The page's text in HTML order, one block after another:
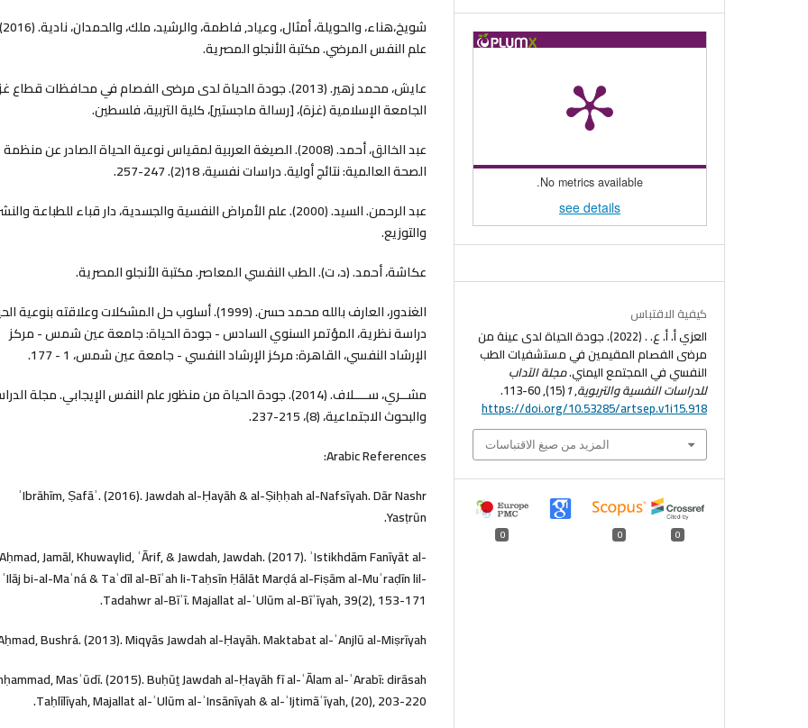
شويخ،هناء، والحويلة،
علم النفس المرضي. مكتبة الأنجلو المصرية.
عايش، محمد زهير. (2013). جودة الحياة لدى مرضى الفصام في محافظات قطاع
الجامعة الإسلامية (غزة)، [رسالة ماجستير]، كلية التربية، فلسطين.
عبد الخالق، أحمد. (2008). الصيغة العربية لمقياس نوعية الحياة الصادر عن منظمة
الصحة العالمية: نتائج أولية. دراسات نفسية، 18(2). 247-257.
عبد الرحمن. السيد. (2000). علم الأمراض النفسية والجسدية، دار قباء للطباعة
والتوزيع.
عكاشة، أحمد. (د، ت). الطب النفسي المعاصر. مكتبة الأنجلو المصرية.
الغندور، العارف بالله محمد حسن. (1999). أسلوب حل المشكلات وعلاقته بنوعية
دراسة نظرية، المؤتمر السنوي السادس - جودة الحياة: جامعة عين شمس - مركز
الإرشاد النفسي، القاهرة: مركز الإرشاد النفسي - جامعة عين شمس، 1 - 177.
مشــري، ســــلاف. (2014). جودة الحياة من منظور علم النفس الإيجابي. مجلة
والبحوث الاجتماعية، (8)، 215-237.
Arabic References:
ʾIbrāhīm, Ṣafāʾ. (2016). Jawdah al-Ḥayāh & al-Ṣiḥḥah al-Nafsīyah. Dār Nashr
Yasṭrūn‬‬‬‬‬‬‬‬.
Jamāl, Khuwaylid, ʿĀrif, & Jawdah, Jawdah. (2017). ʾIstikhdām Fanīyāt al-
ʿIlāj bi-al-Maʿná & Taʿdīl al-Bīʾah li-Taḥsīn Ḥālāt Marḍá al-Fiṣām al-Muʿraḍīn lil-
Tadahwr al-Bīʾī. Majallat al-ʿUlūm al-Bīʾīyah, 39(2), 153-171.
Bushrá. (2013). Miqyās Jawdah al-Ḥayāh. Maktabat al-ʾAnjlū al-Miṣrīyah.
Masʿūdī. (2015). Buḥūṯ Jawdah al-Ḥayāh fī al-ʿĀlam al-ʿArabī: dirāsah
Taḥlīlīyah, Majallat al-ʿUlūm al-ʾInsānīyah & al-ʾIjtimāʿīyah, (20), 203-220.
No metrics available.
see details
كيفية الاقتباس
العزي أ. أ. ع. . (2022). جودة الحياة لدى عينة من
مرضى الفصام المقيمين في مستشفيات الطب
النفسي في المجتمع اليمني.مجلة الآداب
للدراسات النفسية والتربوية,
1
(15), 60-113.
https://doi.org/10.53285/artsep.v1i15.918
المزيد من صيغ الاقتباسات
0
0
0